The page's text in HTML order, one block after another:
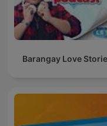
Barangay Love